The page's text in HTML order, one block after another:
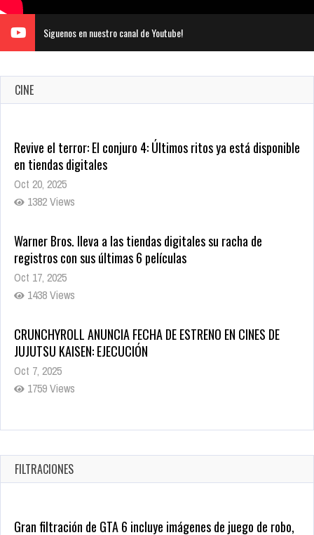
Siguenos en nuestro canal de Youtube!
CINE
Revive el terror: El conjuro 4: Últimos ritos ya está disponible
en tiendas digitales
Oct 20, 2025
1382 Views
Warner Bros. lleva a las tiendas digitales su racha de
registros con sus últimas 6 películas
Oct 17, 2025
1438 Views
CRUNCHYROLL ANUNCIA FECHA DE ESTRENO EN CINES DE
JUJUTSU KAISEN: EJECUCIÓN
Oct 7, 2025
1759 Views
5 Películas de Terror Basadas en la Vida Real que te Helarán
Oct 22, 2025
1340 Views
FILTRACIONES
Gran filtración de GTA 6 incluye imágenes de juego de robo,